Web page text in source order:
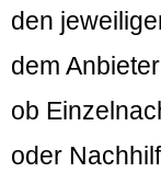
den
dem
ob
oder